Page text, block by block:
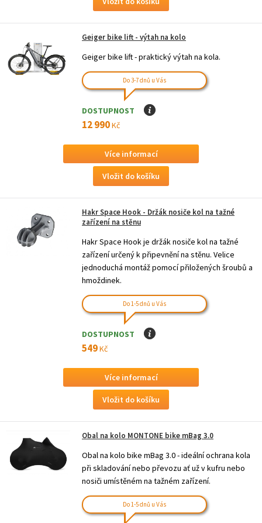
Geiger bike lift - výtah na kolo
Geiger bike lift - praktický výtah na kola.
Do 3-7 dnů u Vás
DOSTUPNOST I
12 990Kč
Více informací
Hakr Space Hook - Držák nosiče kol na tažné
zařízení na stěnu
Hakr Space Hook je držák nosiče kol na tažné
zařízení určený k připevnění na stěnu. Velice
jednoduchá montáž pomocí přiložených šroubů a
hmoždinek.
Do 1-5 dnů u Vás
DOSTUPNOST I
549Kč
Více informací
Obal na kolo MONTONE bike mBag 3.0
Obal na kolo bike mBag 3.0 - ideální ochrana kola
při skladování nebo převozu ať už v kufru nebo
nosiči umístěném na tažném zařízení.
Do 1-5 dnů u Vás